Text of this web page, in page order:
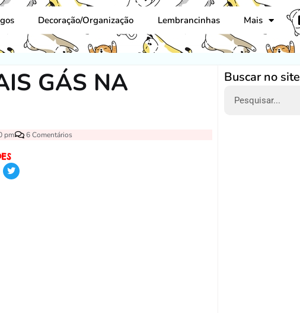
Decoração/Organização Lembrancinhas Mais
GÁS NA
pm 6 Comentários
Buscar no site